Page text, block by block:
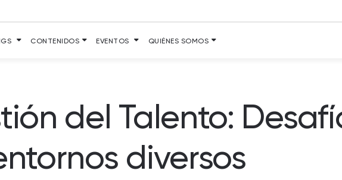
CONTENIDOS EVENTOS QUIÉNES SOMOS
del Talento:
diversos